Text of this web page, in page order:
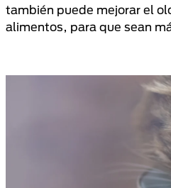
también puede mejorar el
alimentos, para que sean